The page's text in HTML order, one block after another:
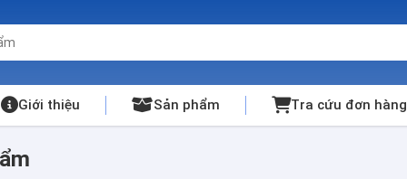
Giới thiệu Sản phẩm Tra cứu đơn hàng